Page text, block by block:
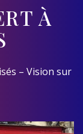
À
– Vision sur